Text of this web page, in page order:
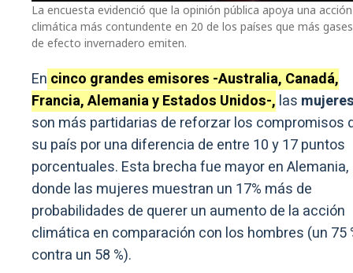
La encuesta evidenció que la opinión pública apoya una acción
climática más contundente en 20 de los países que más gases
de efecto invernadero emiten.
En cinco grandes emisores -Australia, Canadá,
Francia, Alemania y Estados Unidos-, las
son más partidarias de reforzar los compromisos
su país por una diferencia de entre 10 y 17 puntos
porcentuales. Esta brecha fue mayor en Alemania,
donde las mujeres muestran un 17% más de
probabilidades de querer un aumento de la acción
climática en comparación con los hombres (un 75
contra un 58 %).